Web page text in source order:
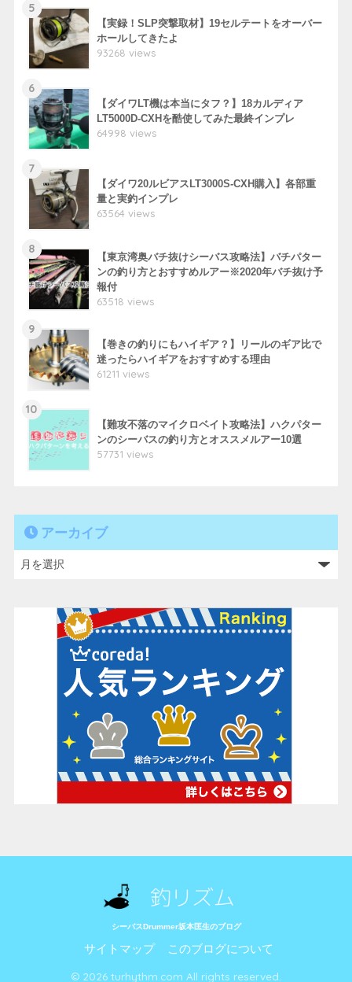
5
【実録！SLP突撃取材】19セルテートをオーバー
ホールしてきたよ
93268 views
6
【ダイワLT機は本当にタフ？】18カルディア
LT5000D-CXHを酷使してみた最終インプレ
64998 views
7
【ダイワ20ルビアスLT3000S-CXH購入】各部重
量と実釣インプレ
63564 views
8
【東京湾奥バチ抜けシーバス攻略法】バチパター
ンの釣り方とおすすめルアー※2020年バチ抜け予
報付
63518 views
9
【巻きの釣りにもハイギア？】リールのギア比で
迷ったらハイギアをおすすめする理由
61211 views
10
【難攻不落のマイクロベイト攻略法】ハクパター
ンのシーバスの釣り方とオススメルアー10選
57731 views
アーカイブ
シーバスDrummer坂本匡生のブログ
サイトマップ このブログについて
© 2026 turhythm.com All rights reserved.